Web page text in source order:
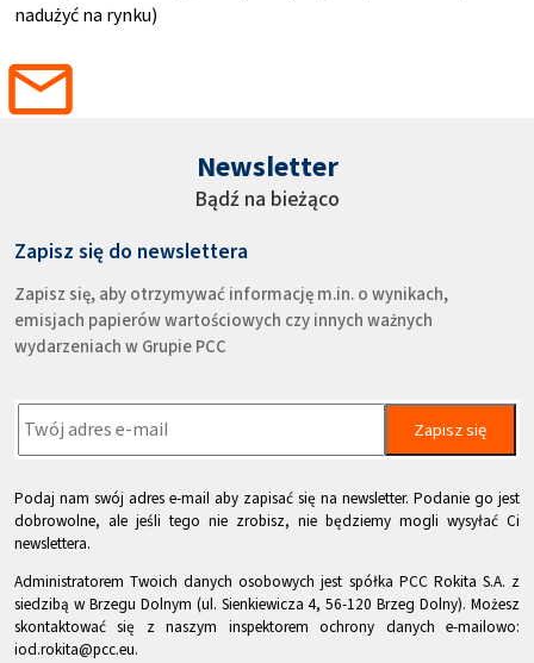
nadużyć na rynku)
Newsletter
Bądź na bieżąco
Zapisz się do newslettera
Zapisz się, aby otrzymywać informację m.in. o wynikach,
emisjach papierów wartościowych czy innych ważnych
wydarzeniach w Grupie PCC
Zapisz się
Podaj nam swój adres e-mail aby zapisać się na newsletter. Podanie go jest
dobrowolne, ale jeśli tego nie zrobisz, nie będziemy mogli wysyłać Ci
newslettera.
Administratorem Twoich danych osobowych jest spółka PCC Rokita S.A. z
siedzibą w Brzegu Dolnym (ul. Sienkiewicza 4, 56-120 Brzeg Dolny). Możesz
skontaktować się z naszym inspektorem ochrony danych e-mailowo:
iod.rokita@pcc.eu.